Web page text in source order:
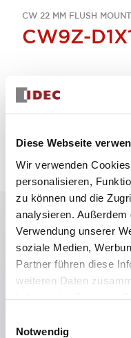
Diese Webseite
Wir verwenden
personalisieren,
zu können und die
analysieren.
Verwendung unserer
soziale Medien,
Partner führen diese
weiteren Daten
haben oder die sie im
Notwendig
CW 22 MM FLUSH MOUNT
CW9Z-
Menge auswählen
Hauptmerkmale
Dieses Zubehör ist
Serien-Relaisport